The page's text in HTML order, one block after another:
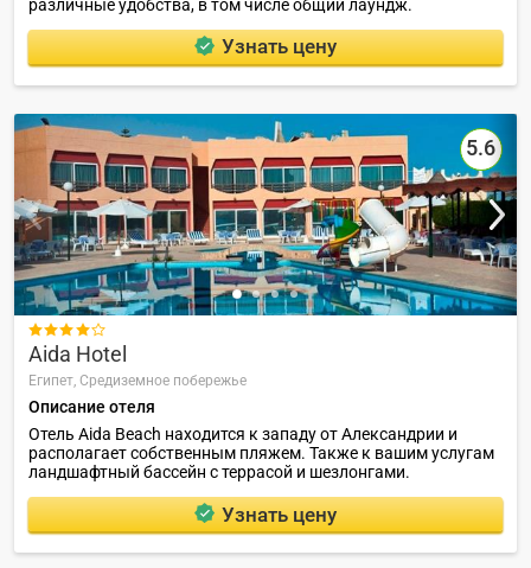
различные удобства, в том числе общий лаундж.
Узнать цену
5.6

Aida Hotel
Египет, Средиземное побережье
Описание отеля
Отель Aida Beach находится к западу от Александрии и
располагает собственным пляжем. Также к вашим услугам
ландшафтный бассейн с террасой и шезлонгами.
Узнать цену